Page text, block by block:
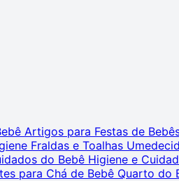
Artigos para Festas de
Fraldas e Toalhas
do Bebê Higiene e
para Chá de Bebê Quarto do